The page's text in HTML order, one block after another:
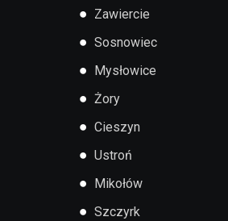
● Zawiercie
● Sosnowiec
● Mysłowice
● Żory
● Cieszyn
● Ustroń
● Mikołów
● Szczyrk